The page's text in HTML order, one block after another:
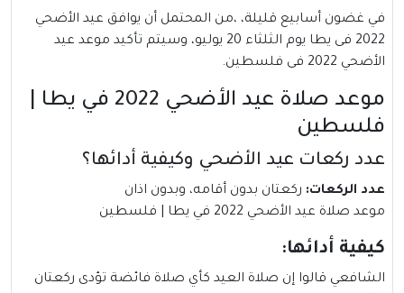
في غضون أسابيع قليلة، ،من المحتمل أن يوافق عيد الأضحي
2022 فى يطا يوم الثلثاء 20 يوليو، وسيتم تأكيد موعد عيد
الأضحي 2022 فى فلسطين.
موعد صلاة عيد الأضحي 2022 في يطا |
فلسطين
عدد ركعات عيد الأضحي وكيفية أدائها؟
عدد الركعات: ركعتان بدون أقامه، وبدون اذان
موعد صلاة عيد الأضحي 2022 في يطا | فلسطين
كيفية أدائها:
الشافعي قالوا إن صلاة العيد كأي صلاة فائضة تؤدى ركعتان